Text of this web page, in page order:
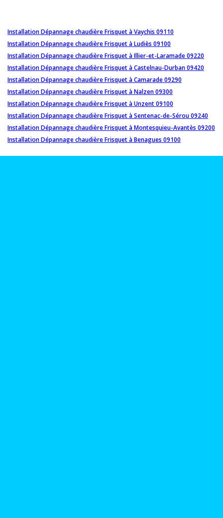
Installation Dépannage chaudière Frisquet à Vaychis 09110
Installation Dépannage chaudière Frisquet à Ludiès 09100
Installation Dépannage chaudière Frisquet à Illier-et-Laramade 09220
Installation Dépannage chaudière Frisquet à Castelnau-Durban 09420
Installation Dépannage chaudière Frisquet à Camarade 09290
Installation Dépannage chaudière Frisquet à Nalzen 09300
Installation Dépannage chaudière Frisquet à Unzent 09100
Installation Dépannage chaudière Frisquet à Sentenac-de-Sérou 09240
Installation Dépannage chaudière Frisquet à Montesquieu-Avantès 09200
Installation Dépannage chaudière Frisquet à Benagues 09100